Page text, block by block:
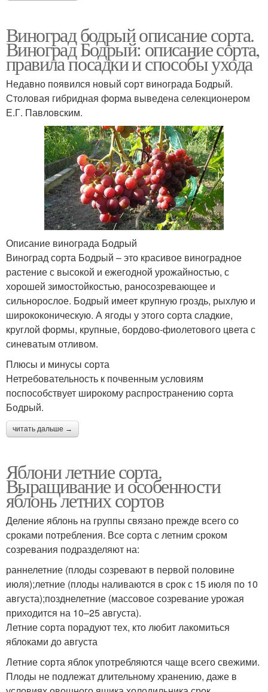
Виноград бодрый описание сорта.
Виноград Бодрый: описание сорта,
правила посадки и способы ухода
Недавно появился новый сорт винограда Бодрый.
Столовая гибридная форма выведена селекционером
Е.Г. Павловским.
Описание винограда Бодрый
Виноград сорта Бодрый – это красивое виноградное
растение с высокой и ежегодной урожайностью, с
хорошей зимостойкостью, раносозревающее и
сильнорослое. Бодрый имеет крупную гроздь, рыхлую и
ширококоническую. А ягоды у этого сорта сладкие,
круглой формы, крупные, бордово-фиолетового цвета с
синеватым отливом.
Плюсы и минусы сорта
Нетребовательность к почвенным условиям
поспособствует широкому распространению сорта
Бодрый.
читать дальше →
Яблони летние сорта.
Выращивание и особенности
яблонь летних сортов
Деление яблонь на группы связано прежде всего со
сроками потребления. Все сорта с летним сроком
созревания подразделяют на:
раннелетние (плоды созревают в первой половине
июля);летние (плоды наливаются в срок с 15 июля по 10
августа);позднелетние (массовое созревание урожая
приходится на 10–25 августа).
Летние сорта порадуют тех, кто любит лакомиться
яблоками до августа
Летние сорта яблок употребляются чаще всего свежими.
Плоды не подлежат длительному хранению, даже в